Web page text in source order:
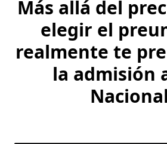
Más allá del
elegir el
realmente te
la admisión